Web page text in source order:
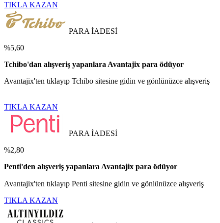
TIKLA KAZAN
PARA İADESİ
%5,60
Tchibo'dan alışveriş yapanlara Avantajix para ödüyor
Avantajix'ten tıklayıp Tchibo sitesine gidin ve gönlünüzce alışveriş
TIKLA KAZAN
PARA İADESİ
%2,80
Penti'den alışveriş yapanlara Avantajix para ödüyor
Avantajix'ten tıklayıp Penti sitesine gidin ve gönlünüzce alışveriş
TIKLA KAZAN